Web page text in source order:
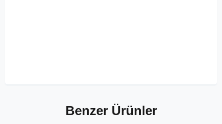
Benzer Ürünler